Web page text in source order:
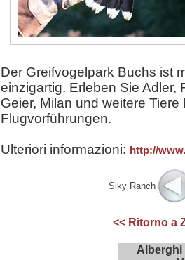
Der Greifvogelpark Buchs ist
einzigartig. Erleben Sie Adler,
Geier, Milan und weitere
Flugvorführungen.
Ulteriori informazioni: http://
Siky Ranch
<< Ritorno a
Alberghi